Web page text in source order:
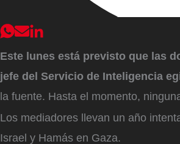
Este lunes está previsto que las
jefe del Servicio de Inteligencia
la fuente. Hasta el momento,
Los mediadores llevan un año
Israel y Hamás en Gaza.